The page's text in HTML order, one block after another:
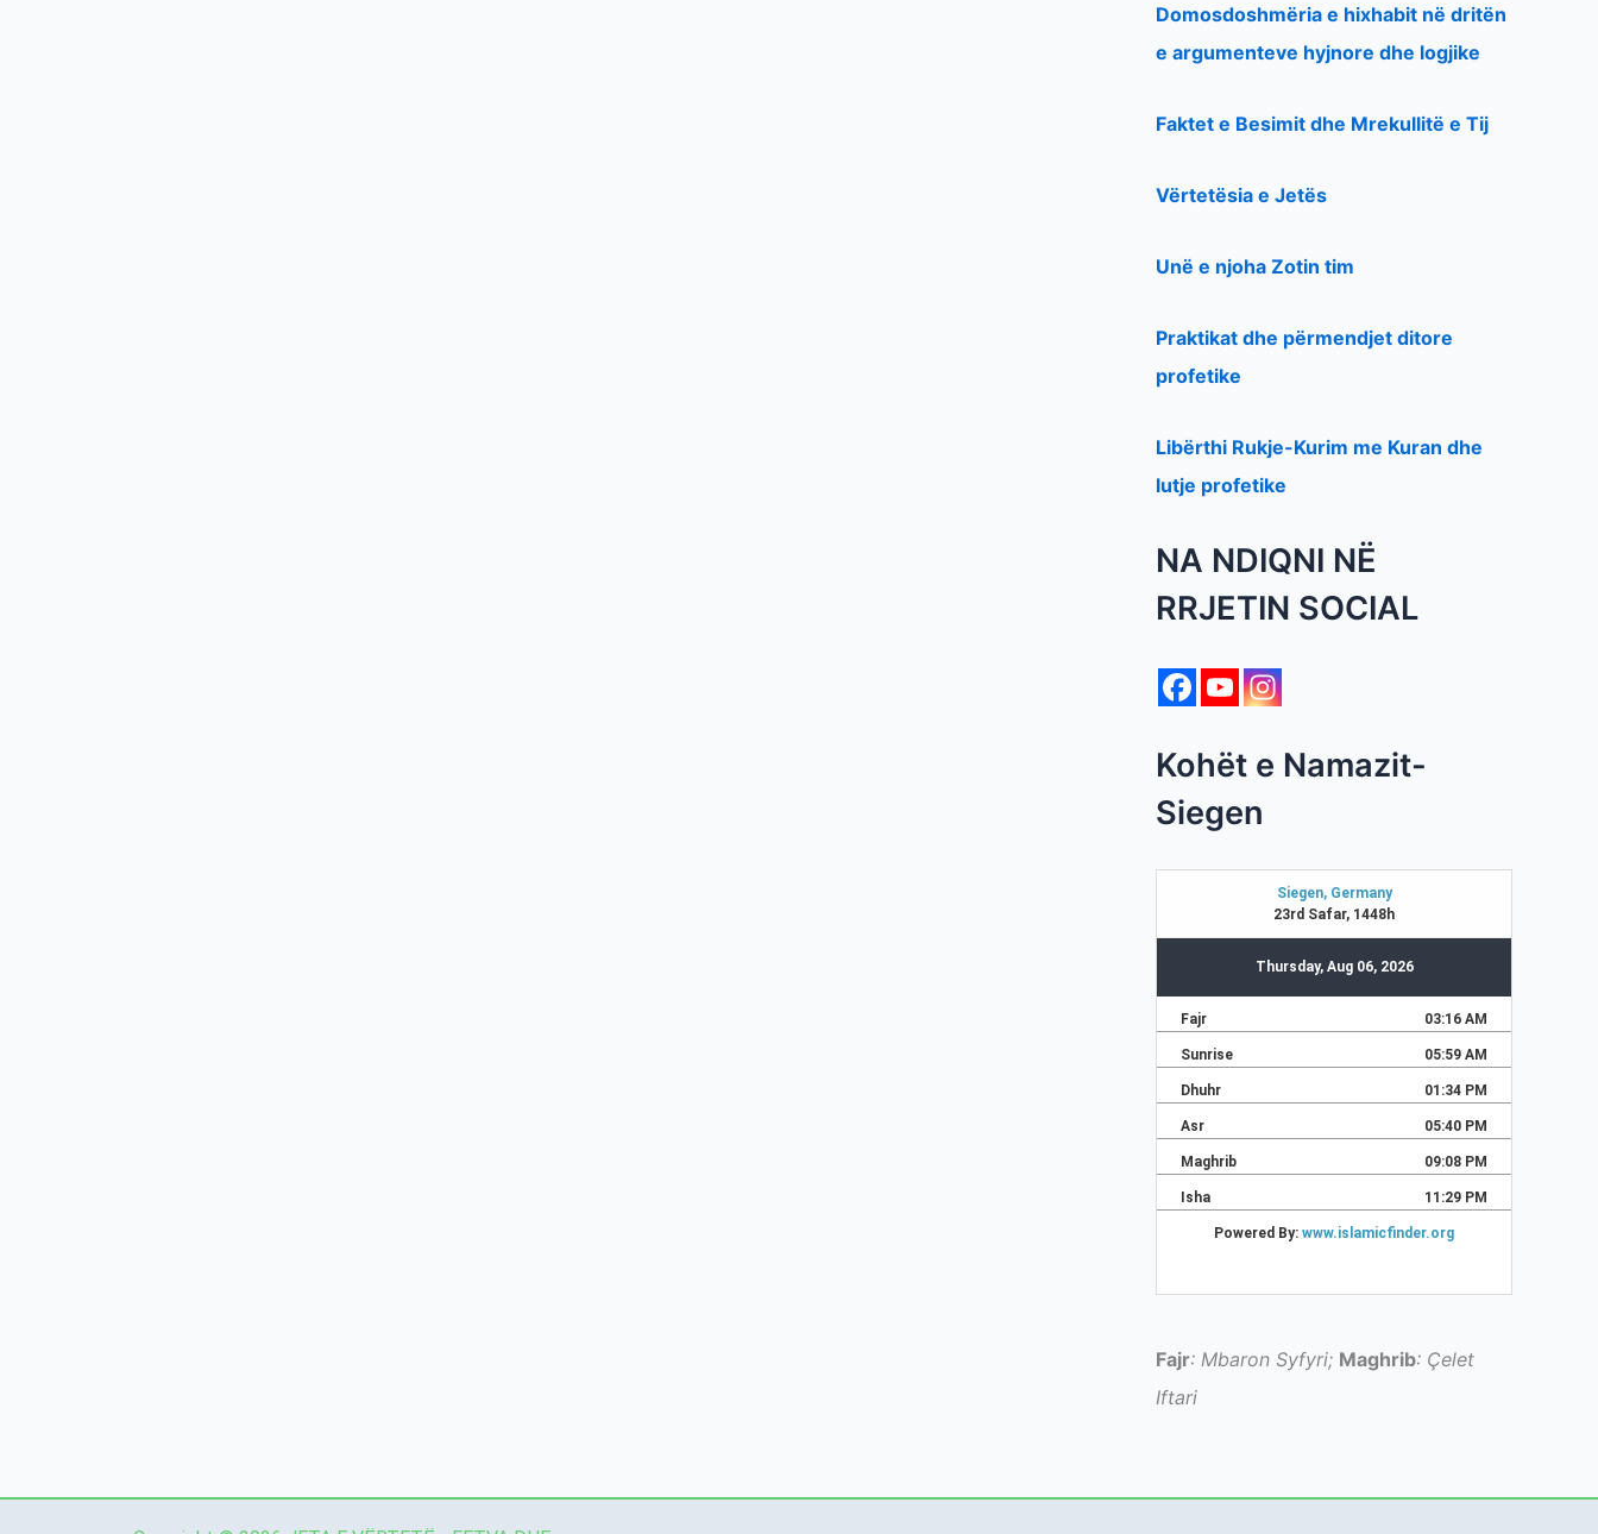
Domosdoshmëria e hixhabit në dritën
e argumenteve hyjnore dhe logjike
Faktet e Besimit dhe Mrekullitë e Tij
Vërtetësia e Jetës
Unë e njoha Zotin tim
Praktikat dhe përmendjet ditore
profetike
Libërthi Rukje-Kurim me Kuran dhe
lutje profetike
NA NDIQNI NË
RRJETIN SOCIAL
Kohët e Namazit-
Siegen
Fajr: Mbaron Syfyri; Maghrib: Çelet
Iftari